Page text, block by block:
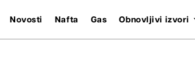
Novosti Nafta Gas Obnovljivi izvori